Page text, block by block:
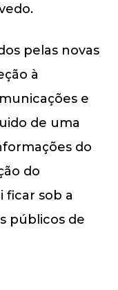
pelas novas
à
e
de uma
do
do
ficar sob a
públicos de